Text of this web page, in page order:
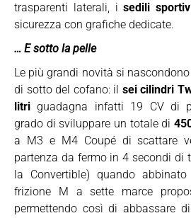
trasparenti laterali, isedili
sicurezza con grafiche dedicate.
… E sotto la pelle
Le più grandi novità si
di sotto del cofano: il sei cilindri
litri guadagna infatti 19 CV di
grado di sviluppare un totale di
a M3 e M4 Coupé di scattare
partenza da fermo in 4 secondi di
la Convertible) quando
frizione M a sette marce
permettendo così di abbassare